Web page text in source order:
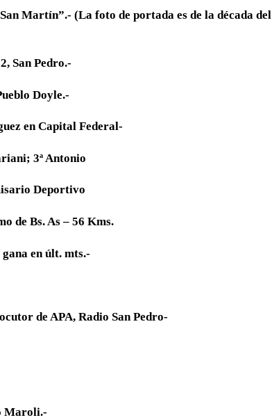
Martín”.- (La foto de portada es de la década del
San Pedro.-
Doyle.-
en Capital Federal-
3ª Antonio
Deportivo
Bs. As – 56 Kms.
en últ. mts.-
de APA, Radio San Pedro-
Maroli.-